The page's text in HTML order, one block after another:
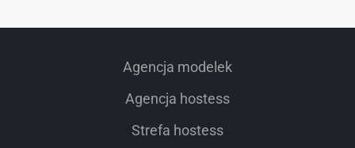
Agencja modelek
Agencja hostess
Strefa hostess